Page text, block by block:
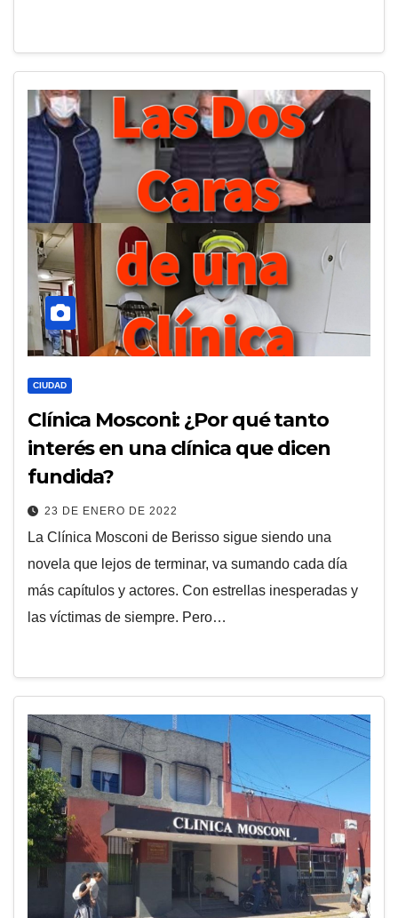
CIUDAD
Clínica Mosconi: ¿Por qué tanto
interés en una clínica que dicen
fundida?
23 DE ENERO DE 2022
La Clínica Mosconi de Berisso sigue siendo una
novela que lejos de terminar, va sumando cada día
más capítulos y actores. Con estrellas inesperadas y
las víctimas de siempre. Pero…